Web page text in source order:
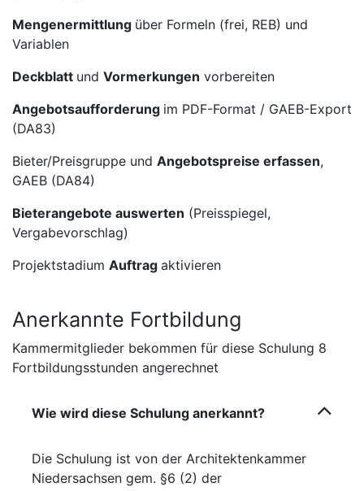
Mengenermittlung über Formeln (frei, REB) und
Variablen
Deckblatt und Vormerkungen vorbereiten
Angebotsaufforderung im PDF-Format / GAEB-Export
(DA83)
Bieter/Preisgruppe und Angebotspreise erfassen,
GAEB (DA84)
Bieterangebote auswerten (Preisspiegel,
Vergabevorschlag)
Projektstadium Auftrag aktivieren
Anerkannte Fortbildung
Kammermitglieder bekommen für diese Schulung 8
Fortbildungsstunden angerechnet
Wie wird diese Schulung anerkannt?
Die Schulung ist von der Architektenkammer
Niedersachsen gem. §6 (2) der